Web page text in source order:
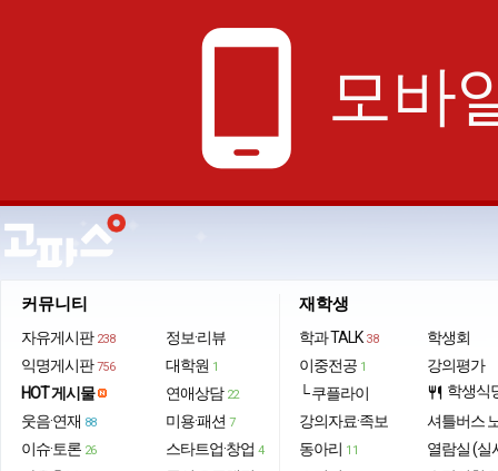
phone_android 모바
커뮤니티
자유게시판 238
익명게시판 756
HOT 게시물
웃음·연재 88
이슈·토론 26
정보·리뷰
대학원 1
연애상담 22
미용·패션 7
스타트업·창업 4
재학생
학과 TALK 38
이중전공 1
└ 쿠플라이
강의자료·족보
동아리 11
학생회
강의평가
restaurant 학생식
셔틀버스
열람실 (실